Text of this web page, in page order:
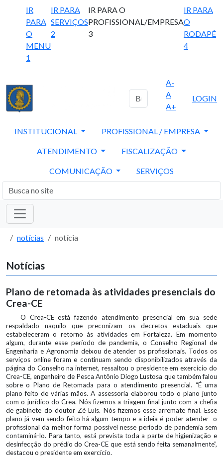
IR
PARA
O
MENU
1
IR PARA
SERVIÇOS
2
IR PARA O
PROFISSIONAL/EMPRESA
3
IR PARA
O
RODAPÉ
4
A-
A
A+
LOGIN
INSTITUCIONAL PROFISSIONAL / EMPRESA
ATENDIMENTO FISCALIZAÇÃO
COMUNICAÇÃO SERVIÇOS
notícias notícia
Notícias
Plano de retomada às atividades presenciais do
Crea-CE
O Crea-CE está fazendo atendimento presencial em sua sede
respaldado naquilo que preconizam os decretos estaduais que
estabeleceram o retorno às atividades em Fortaleza. Em momento
algum, durante esse período de pandemia, o Conselho Regional de
Engenharia e Agronomia deixou de atender os profissionais. Todos os
serviços online foram e continuam sendo disponibilizados através da
página do Conselho na internet, ressaltou o presidente em exercício do
Crea-CE, engenheiro de Pesca Antônio Diogo Lustosa que também falou
sobre o Plano de Retomada para o atendimento presencial. “É uma
plano feito de várias mãos. A assessoria elaborou todo o plano junto
com o jurídico do Crea. Nós fizemos a triagem final junto com a chefia
de gabinete do doutor Zé Luís. Nós fizemos esse arremate final. Esse
plano já vem sendo feito há algum tempo e a ideia é poder atender o
profissional da melhor forma possível nesse período de pandemia sem
contaminá-lo. Para tanto, está prevista toda a parte de higienização e
desinfecção do prédio do Crea-CE que está sendo feita semanalmente”,
destacou o presidente em exercício.